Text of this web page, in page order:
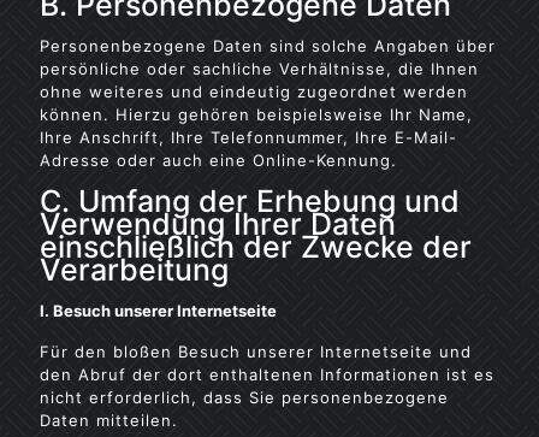
Personenbezogene Daten sind solche Angaben über
persönliche oder sachliche Verhältnisse, die Ihnen
ohne weiteres und eindeutig zugeordnet werden
können. Hierzu gehören beispielsweise Ihr Name,
Ihre Anschrift, Ihre Telefonnummer, Ihre E-Mail-
Adresse oder auch eine Online-Kennung.
C. Umfang der Erhebung und
Verwendung Ihrer Daten
einschließlich der Zwecke der
Verarbeitung
I. Besuch unserer Internetseite
Für den bloßen Besuch unserer Internetseite und
den Abruf der dort enthaltenen Informationen ist es
nicht erforderlich, dass Sie personenbezogene
Daten mitteilen.